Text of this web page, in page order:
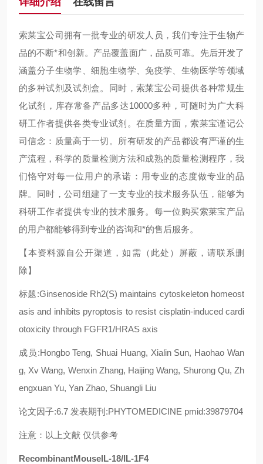
索莱宝公司拥有一批专业的研发人员，我们专注于生物产
品的不断*和创新。产品覆盖面广，品质可靠。先后开发了
涵盖分子生物学、细胞生物学、免疫学、生物医学等领域
的多种试剂及试剂盒。同时，索莱宝公司提供各种常规生
化试剂，库存常备产品多达10000多种，可随时为广大科
研工作者提供各类专业试剂。在质量方面，索莱宝谨记公
司信念：质量高于一切。所有研发的产品都设有严谨的生
产流程，科学的质量检测方法和成熟的质量检测程序，我
们恪守对每一位用户的承诺：用专业的态度做专业的品
牌。同时，公司组建了一支专业的技术服务队伍，能够为
科研工作者提供专业的技术服务。每一位购买索莱宝产品
的用户都能够得到专业的咨询和*的售后服务。
【本资料源自公开渠道，如需（此处）屏蔽，请联系删
除】
标题:Ginsenoside Rh2(S) maintains cytoskeleton homeost
asis and inhibits pyroptosis to resist cisplatin-induced cardi
otoxicity through FGFR1/HRAS axis
成员:Hongbo Teng, Shuai Huang, Xialin Sun, Haohao Wan
g, Xv Wang, Wenxin Zhang, Haijing Wang, Shurong Qu, Zh
engxuan Yu, Yan Zhao, Shuangli Liu
论文因子:6.7 发表期刊:PHYTOMEDICINE pmid:39879704
注意：以上文献 仅供参考
RecombinantMouseIL-18/IL-1F4